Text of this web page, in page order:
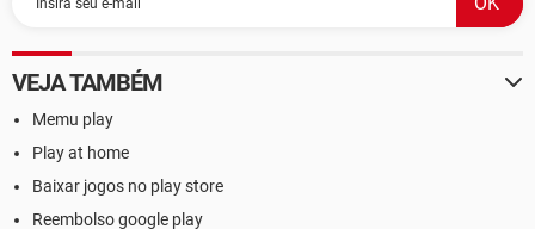
VEJA TAMBÉM
Memu play
Play at home
Baixar jogos no play store
Reembolso google play